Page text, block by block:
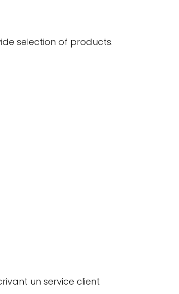
selection of products.
un service client